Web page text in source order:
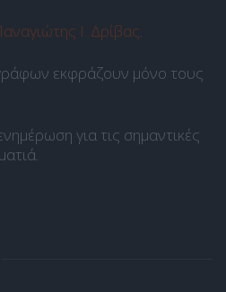
Ι. Δρίβας.
εκφράζουν μόνο τους
για τις σημαντικές